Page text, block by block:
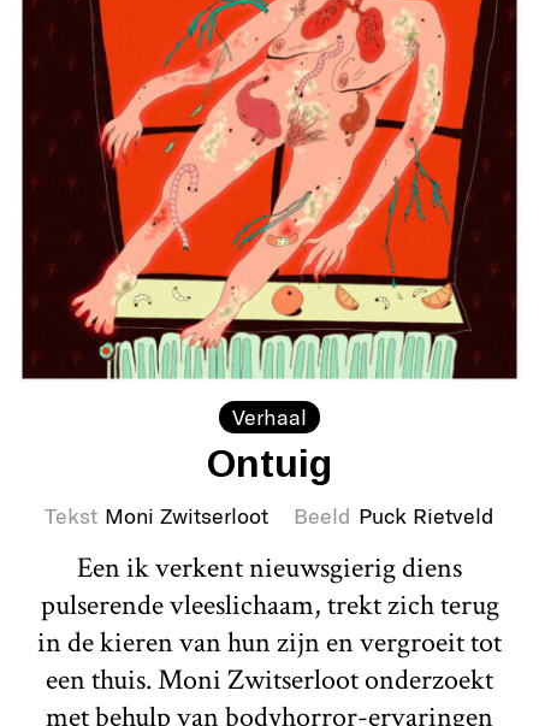
Verhaal
Ontuig
Tekst Moni Zwitserloot Beeld Puck Rietveld
Een ik verkent nieuwsgierig diens
pulserende vleeslichaam, trekt zich terug
in de kieren van hun zijn en vergroeit tot
een thuis. Moni Zwitserloot onderzoekt
met behulp van bodyhorror-ervaringen